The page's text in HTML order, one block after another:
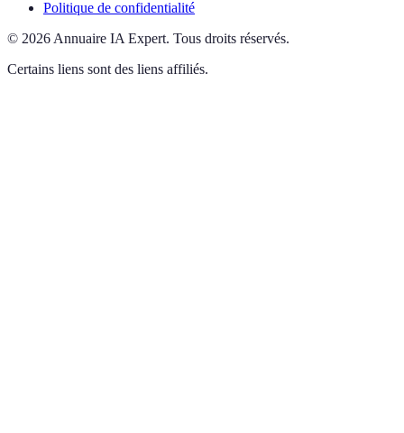
Politique de confidentialité
© 2026 Annuaire IA Expert. Tous droits réservés.
Certains liens sont des liens affiliés.